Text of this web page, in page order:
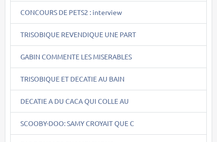
CONCOURS DE PETS2 : interview
TRISOBIQUE REVENDIQUE UNE PART
GABIN COMMENTE LES MISERABLES
TRISOBIQUE ET DECATIE AU BAIN
DECATIE A DU CACA QUI COLLE AU
SCOOBY-DOO: SAMY CROYAIT QUE C